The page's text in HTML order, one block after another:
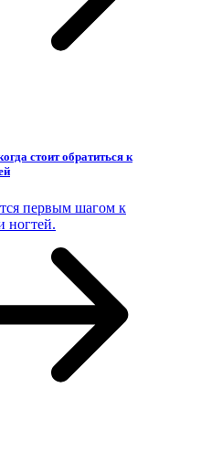
стоит обратиться к
первым шагом к
ногтей.